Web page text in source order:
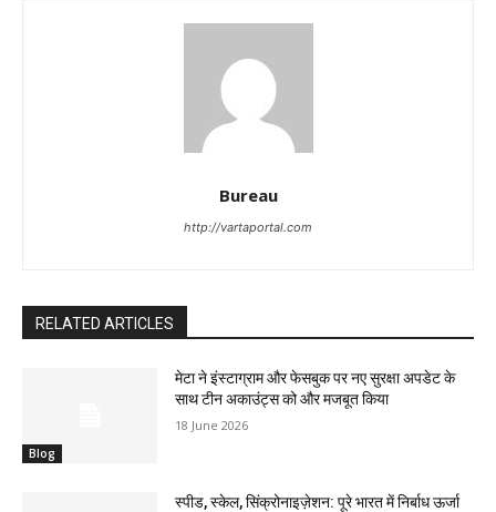
Bureau
http://vartaportal.com
RELATED ARTICLES
Blog
मेटा ने इंस्टाग्राम और फेसबुक पर नए सुरक्षा अपडेट के
साथ टीन अकाउंट्स को और मजबूत किया
18 June 2026
स्पीड, स्केल, सिंक्रोनाइज़ेशन: पूरे भारत में निर्बाध ऊर्जा